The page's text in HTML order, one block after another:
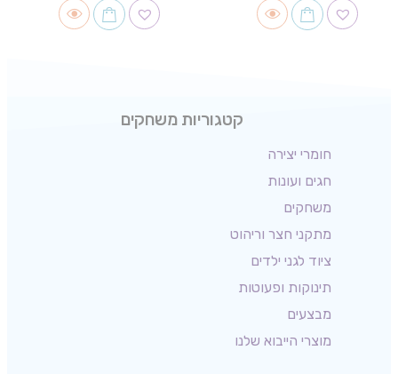
קטגוריות משחקים
חומרי יצירה
חגים ועונות
משחקים
מתקני חצר וריהוט
ציוד לגני ילדים
תינוקות ופעוטות
מבצעים
מוצרי הייבוא שלנו